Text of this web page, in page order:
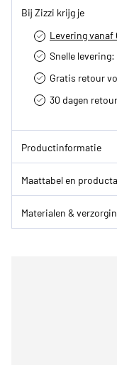
Bij Zizzi krijg je
Levering vanaf
Snelle
Gratis retour
30 dagen
Productinformatie
Maattabel en
Materialen &